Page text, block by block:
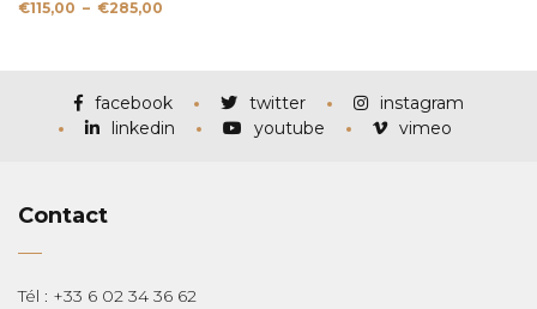
€115,00 – €285,00
€285,00
facebook twitter
instagram
linkedin
youtube vimeo
Contact
Tél : +33 6 02 34 36 62